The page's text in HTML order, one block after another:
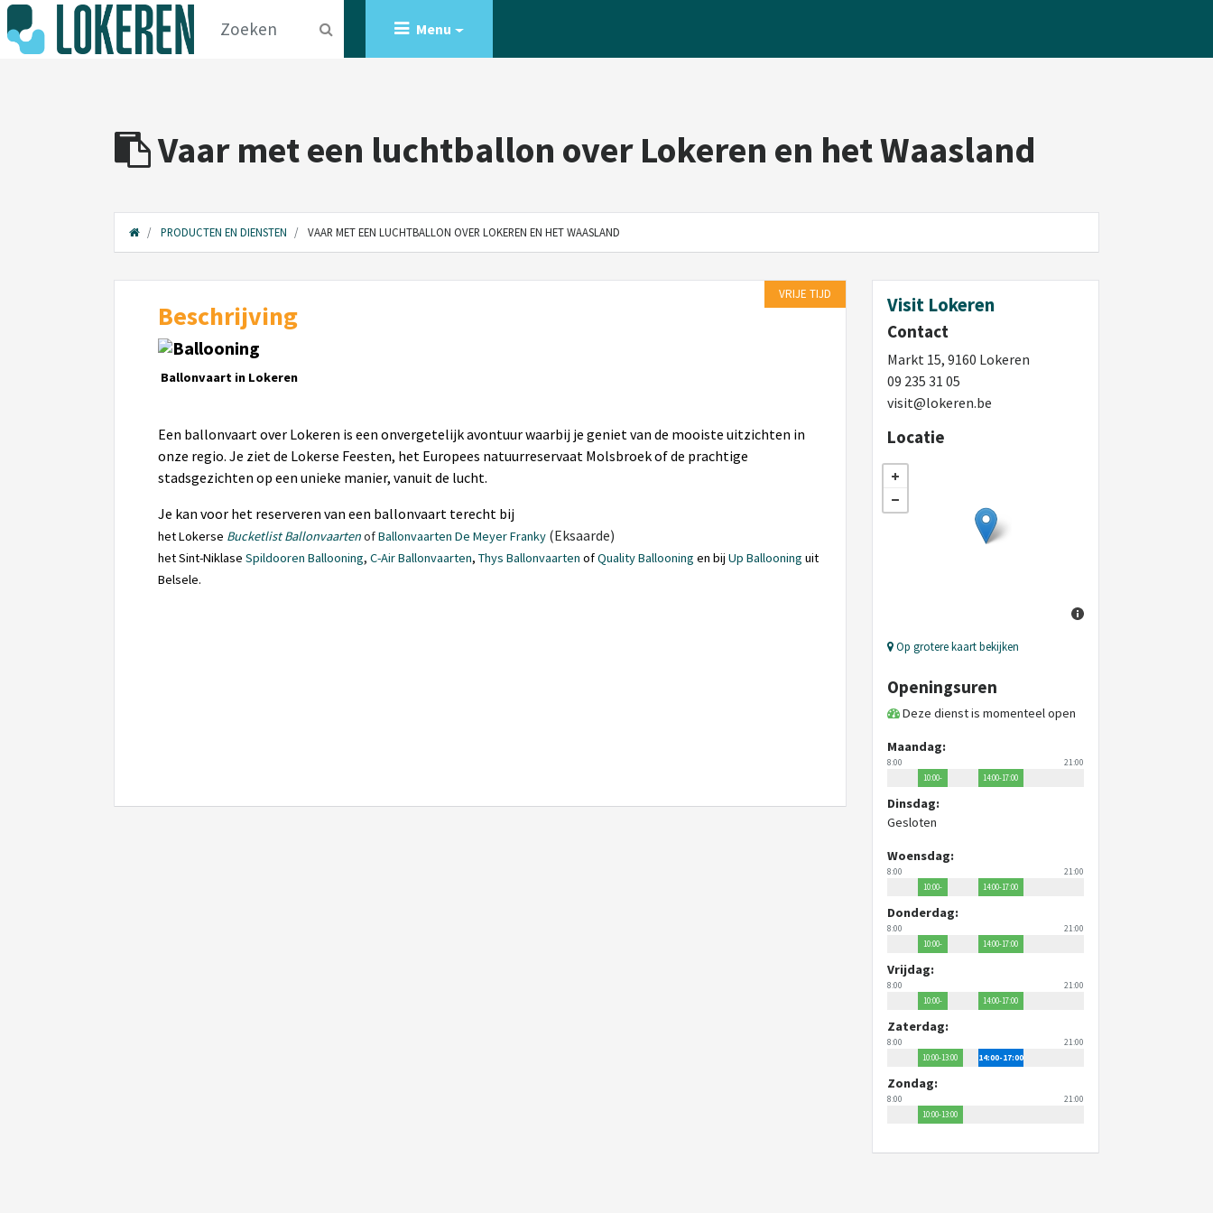
Menu
Vaar met een luchtballon over Lokeren en het Waasland
PRODUCTEN EN DIENSTEN VAAR MET EEN LUCHTBALLON OVER LOKEREN EN HET WAASLAND
VRIJE TIJD
Beschrijving
Ballonvaart in Lokeren
Een ballonvaart over Lokeren is een onvergetelijk avontuur waarbij je geniet van de mooiste uitzichten in
onze regio. Je ziet de Lokerse Feesten, het Europees natuurreservaat Molsbroek of de prachtige
stadsgezichten op een unieke manier, vanuit de lucht.
Je kan voor het reserveren van een ballonvaart terecht bij
het Lokerse Bucketlist BallonvaartenofBallonvaarten De Meyer Franky (Eksaarde)
het Sint-Niklase Spildooren Ballooning, C-Air Ballonvaarten, Thys Ballonvaarten ofQuality Ballooning en bij Up Ballooning uit
Belsele.
Visit Lokeren
Contact
Markt 15, 9160 Lokeren
09 235 31 05
visit@lokeren.be
Locatie
Op grotere kaart bekijken
Openingsuren
Deze dienst is momenteel open
Maandag:
8:00 21:00
10:00-
14:00-17:00
Dinsdag:
Gesloten
Woensdag:
8:00 21:00
10:00-
14:00-17:00
Donderdag:
8:00 21:00
14:00-17:00
10:00-
Vrijdag:
8:00 21:00
10:00-
14:00-17:00
Zaterdag:
8:00 21:00
10:00-13:00 14:00-17:00
Zondag:
8:00 21:00
10:00-13:00